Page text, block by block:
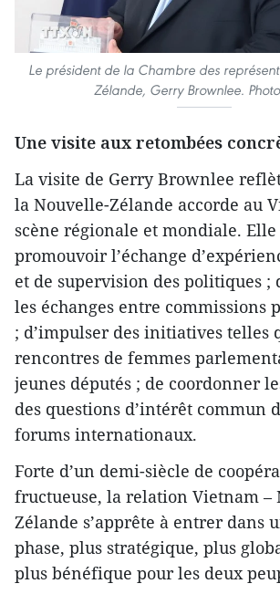
Le président de la Chambre des
Zélande, Gerry Brownlee.
Une visite aux retombées
La visite de Gerry Brownlee
la Nouvelle-Zélande accorde au
scène régionale et mondiale.
promouvoir l’échange
et de supervision des politiques ;
les échanges entre commissions
; d’impulser des initiatives telles
rencontres de femmes
jeunes députés ; de coordonner
des questions d’intérêt commun
forums internationaux.
Forte d’un demi-siècle de
fructueuse, la relation Vietnam –
Zélande s’apprête à entrer dans
phase, plus stratégique, plus
plus bénéfique pour les deux